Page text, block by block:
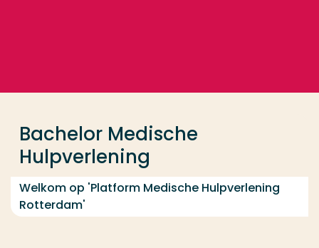
Bachelor Medische
Hulpverlening
Welkom op 'Platform Medische Hulpverlening
Rotterdam'
Opleiding
Contact